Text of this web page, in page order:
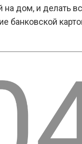
на дом, и делать
банковской